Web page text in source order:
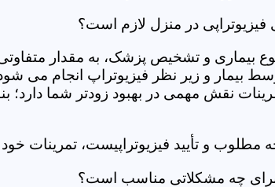
فیزیوتراپی در منزل لازم است؟
بیماری و تشخیص پزشک، به مقدار
بیمار و زیر نظر فیزیوتراپ انجام می
نقش مهمی در بهبود زودتر شما دارد؛
مطلوب و تأیید فیزیوتراپیست، تمرینات خود
برای چه مشکلاتی مناسب است؟